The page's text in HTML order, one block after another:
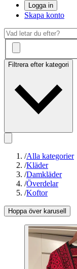
Logga in
Skapa konto
Filtrera efter kategori
/Alla kategorier
/Kläder
/Damkläder
/Överdelar
/Koftor
Hoppa över karusell